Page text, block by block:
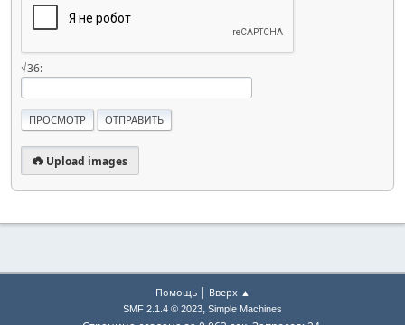
√36:
Upload images
Помощь| Вверх ▲
SMF 2.1.4 © 2023, Simple Machines